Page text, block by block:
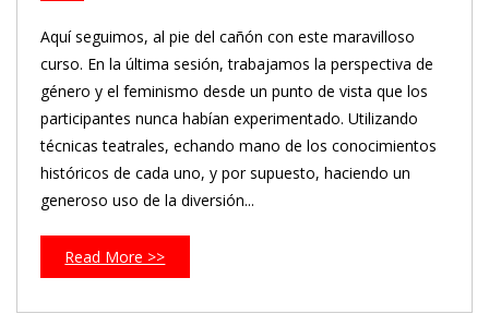
Aquí seguimos, al pie del cañón con este maravilloso
curso. En la última sesión, trabajamos la perspectiva de
género y el feminismo desde un punto de vista que los
participantes nunca habían experimentado. Utilizando
técnicas teatrales, echando mano de los conocimientos
históricos de cada uno, y por supuesto, haciendo un
generoso uso de la diversión...
Read More >>